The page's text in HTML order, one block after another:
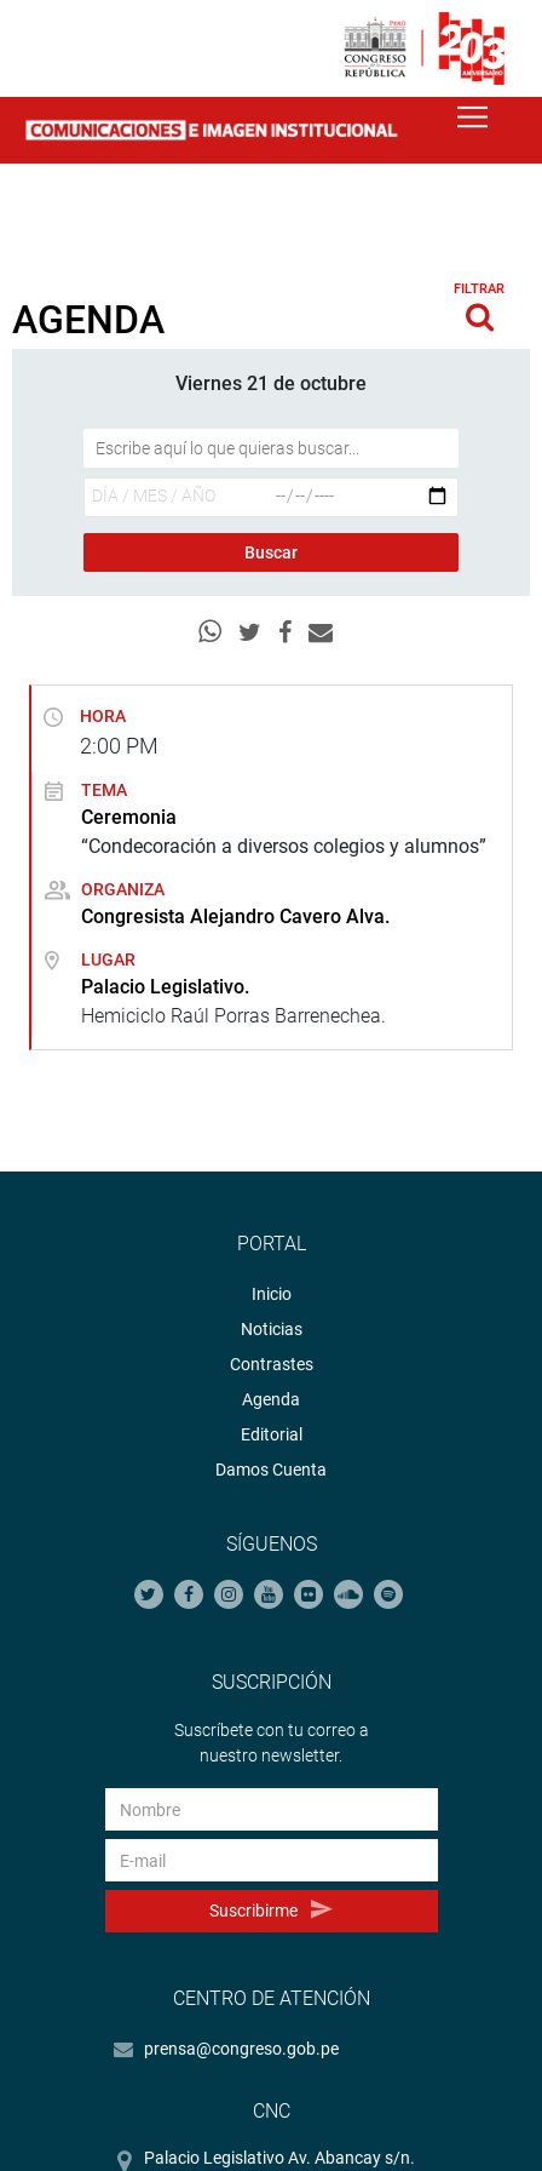
AGENDA
FILTRAR
Viernes 21 de octubre
HORA
2:00 PM
TEMA
Ceremonia
“Condecoración a diversos colegios y alumnos”
ORGANIZA
Congresista Alejandro Cavero Alva.
LUGAR
Palacio Legislativo.
Hemiciclo Raúl Porras Barrenechea.
PORTAL
Inicio
Noticias
Contrastes
Agenda
Editorial
Damos Cuenta
SÍGUENOS
SUSCRIPCIÓN
Suscríbete con tu correo a
nuestro newsletter.
Suscribirme
CENTRO DE ATENCIÓN
prensa@congreso.gob.pe
CNC
Palacio Legislativo Av. Abancay s/n.